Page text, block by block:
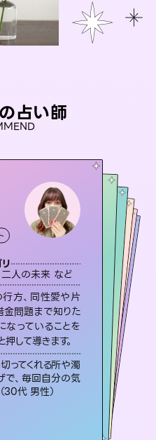
占い師
人の未来 など
方、同性愛や片
問題まで知りた
なっていることを
して導きます。
ってくれる所や濁
、毎回自分の気
30代 男性）
タロット
ディング
ゴリ
来、年の差 など
成就などの報告実績
として2万超の施術経
できる鑑定で、より良
します。
ー
でした。しかもこち
いのに視えていらっ
きです（30代女性）
ぼう
ラ
・リーディング
カテゴリ
人の気持ち、復縁 など
いて
歴史を持つ東洋最古の
詳細まで占い、幸せへ向
ます。厳しい結果にも具
お伝えします。
ビュー
っかり聞いて鑑定して
。気持ちが楽になりまし
）
感オラクル
ーラ
カード
相談カテゴリ
、あの人の気持ち など
について
「気になるあの人の気持ち」まで丁寧に読み解き、恋や人生のヒントを優しく引き出します。
レビュー
ちが嘘みたいに晴れまし
えていらっしゃるんだなと
40代 女性）
珠羽
リチュアル・リーディング
な相談カテゴリ
、あの人の気持ち、復縁 など
師について
悩みの中でも特に「曖昧な関
談を得意としており、友達以上
なお相手との今後や本音を丁
き恋愛成就へと導きます。
ーレビュー
ただいてアドバイス通りに行
が復活してきました。ありが
ました（40代 女性）
視師＊花
霊視・オーラ 心理学
リチュアル・リーディング
意な相談カテゴリ
い、片想い、復縁 など
師について
は何パターンもの選択肢があり
不安で視えにくくなっているあな
敵な未来を見つけ、その未来を
るようアドバイスします。
ーレビュー
の性質や人間関係、本心など
視えていてびっくり。対策が
向きになれます（40代）